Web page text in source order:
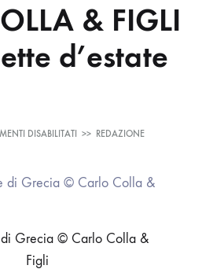
& FIGLI
d’estate
DISABILITATI
SU
&
FIGLI
D’ESTATE
2023
>> REDAZIONE
di Grecia © Carlo Colla &
Figli